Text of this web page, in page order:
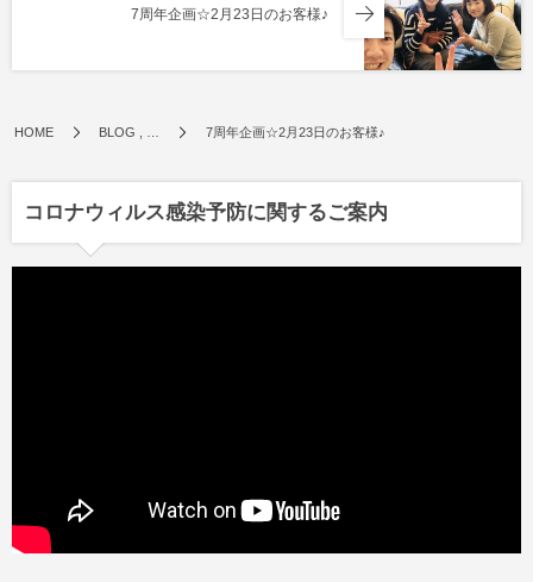
7周年企画☆2月23日のお客様♪
HOME BLOG , … 7周年企画☆2月23日のお客様♪
コロナウィルス感染予防に関するご案内